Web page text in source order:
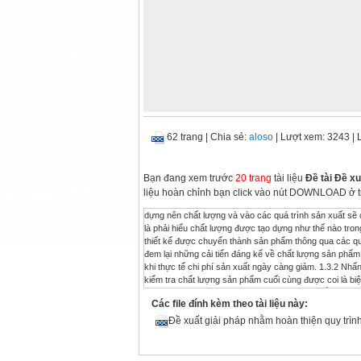
62 trang Chia sẻ: aloso | Lượt xem: 3243 |
Bạn đang xem trước 20 trang tài liệu Đề tài Đề
liệu hoàn chỉnh bạn click vào nút DOWNLOAD ở
dựng nên chất lượng và vào các quá trình sản xuất sẽ cho thấy không phải chất lượng cao hơn thì đòi hỏi chi phí lớn hơn. Điều quan trọng là phải hiểu chất lượng được tạo dựng như thế nào trong quá trình sản xuất hiện đại. Trước hết chất lượng được hình thành trong giai đoạn thiết kế được chuyển thành sản phẩm thông qua các quá trình sản xuất. Việc đầu tư nguồn lực vào giai đoạn nghiên cứu và triển khai sẽ đem lại những cải tiến đáng kể về chất lượng sản phẩm. Tương tự, việc cải tiến các quá trình sản xuất là tổng chi phí ngày càng cao trong khi thực tế chi phí sản xuất ngày càng giảm. 1.3.2 Nhấn mạnh vào chất lượng sẽ giảm năng suất Quan niệm này là di sản của thời kỳ mà kiểm tra chất lượng sản phẩm cuối cùng được coi là biện pháp duy nhất của kiểm soát chất lượng. Khi kiểm tra gay gắt sẽ dẫn đến một số lượng lớn sản phẩm bị loại bỏ, ngày nay để khắc phục tình trạng này thì kiểm soát chất lượng chủ yếu là phòng ngừa trong giai đoạn thiết kế và chế tạo. Phương châm là làm đúng ngay từ đầu. Việc nâng cao chất lượng sản phẩm và sản lượng là bổ sung cho nhau. Vả lại ngày nay năng suất không chỉ là số lượng mà là giá trị gia tăng mà khách hàng có được. Bởi vậy cải tiến về chất lượng nói chung sẽ đem lại năng suất cao hơn. Ví dụ: Cải tiến chất lượng ở khâu thiết kế sẽ giúp kết quả thiết kế đáp ứng đúng nhu cầu khách hàng và thích hợp với năng lực sản xuất của doanh nghiệp và doanh nghiệp có thể chế tạo sản phẩm nhờ quá trình sản xuất tiết kiệm nhất. 1.3.3 Chất lượng chỉ là do người lao động trực tiếp Các nhà sản xuất ở các nước đang phát triển thường đổ lỗi chất lượng kém cho người công nhân (do ý thức, tập quán ...). Kết quả phân tích thấy rằng hơn 80% những sai sót xét cho cùng là do người quản lý. Người công nhân chỉ chịu trách nhiệm về mình khi: + Đã được đào tạo, lý giải kỹ về các thao tác sử dụng máy móc, thiết bị. + Đã được hướng dẫn về điều gì cần phải làm. + Đã được cung cấp đầy đủ các phương tiện kiểm tra, đánh giá các kết quả công việc, các phương tiện để điều chỉnh quá trình, thiết bị nếu thấy kết quả không đáp ứng yêu cầu. 1.3.4 Cải tiến chất lượng thì phải đầu tư lớn Nhà xưởng, máy móc thiết bị.... bản thân chúng không đủ bảo đảm chất lượng cao. Trong hầu hết mọi trường hợp, chất lượng có thể được cải tiến đáng kể nhờ biết tạo ra nhận thức trong cán bộ công nhân viên về đáp ứng yêu cầu khách hàng, nhờ tiêu chuẩn hoá các quá trình, nhờ đào tạo, củng cố kỷ luật lao động, kỹ thuật. Điều này không đòi hỏi phải chi phí lớn, đầu tư lớn mà chỉ cần có nề nếp làm việc tốt, quyết tâm và cam kết đối với chất lượng ở trong hàng ngũ lãnh đạo. Chất lượng được bảo đảm khi kiểm tra chặt chẽ Đầu thế kỷ 20, kiểm tra là hình thức kiểm soát chất lượng chính thức đầu tiên, khi đó hầu hết các nhà sản xuất nghĩ rằng chất lượng có thể được cải tiến do kiểm tra chặt chẽ. Theo bản chất, kiểm tra chỉ có thể phân loại sản phẩm phù hợp với quy định hoặc không. Bản chất hoạt động kiểm tra không thể cải tiến được chất lượng, nói một cách khác chất lượng không được tạo dựng từ công tác kiểm tra. Qua nghiên cứu cho thấy 60 - 70% các khuyết tật được phát hiện từ khâu sản xuất là có liên quan trực tiếp đến những sai sót ở khâu thiết kế, chuẩn bị sản phẩm, cung ứng. Cũng nên lưu ý rằng, kiểm tra chất lượng không phải chỉ là một công việc của riêng phòng kiểm tra. Để có hiệu quả thì kiểm soát là công việc của mọi đơn vị, của người cung cấp và cũng cần có sự tham gia của khách hàng, đặc biệt là thông tin phản hồi mà doanh nghiệp nhận được. Tóm lại: Cần phải thay đổi chuyển biến mạnh mẽ về quan niệm nhận thức để xây dựng chiến lược và phương pháp quản lý tiên tiến, hoà nhập với thông lệ Quốc tế, đồng thời phù hợp với từng đặc điểm quản lý của từng dân tộc, sẵn sàng bước vào cuộc cạnh tranh. 1.4 Các chức năng của quản trị chất lượng Quản trị chất lượng có những chức năng sau: - Hoạch định chất lượng: là các hoạt động xác định mục tiêu và các phương tiện, nguồn lực và các biện pháp nhằm thực
Các file đính kèm theo tài liệu này:
Đề xuất giải pháp nhằm hoàn thiện quy